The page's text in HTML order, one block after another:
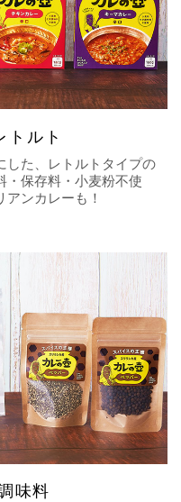
トルト
した、レトルトタイプの
・保存料・小麦粉不使
ンカレーも！
味料